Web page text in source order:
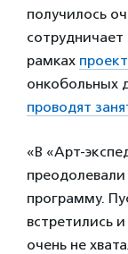
получилось
сотрудничает
рамках
онкобольных
проводят
«В «Арт-
преодолевали
программу.
встретились
очень не